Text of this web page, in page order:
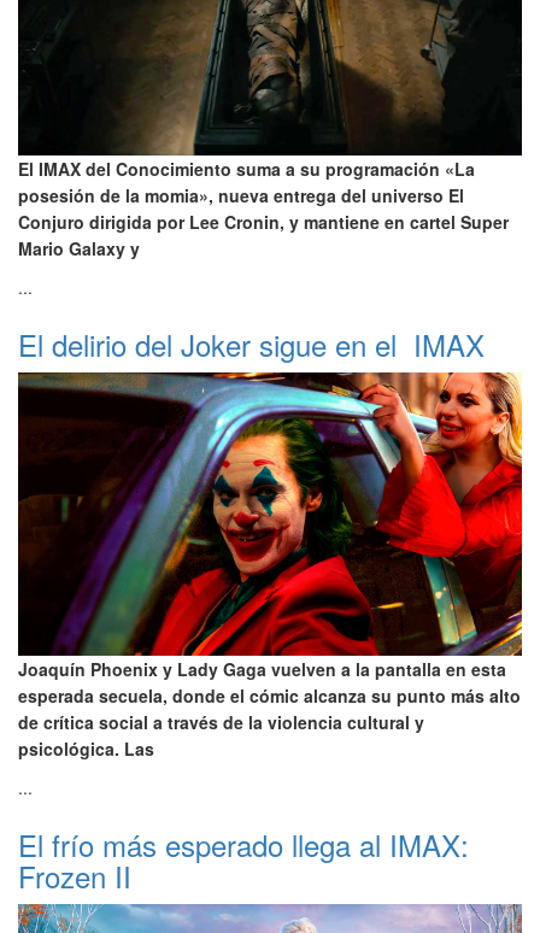
El IMAX del Conocimiento suma a su programación «La
posesión de la momia», nueva entrega del universo El
Conjuro dirigida por Lee Cronin, y mantiene en cartel Super
Mario Galaxy y
...
El delirio del Joker sigue en el IMAX
Joaquín Phoenix y Lady Gaga vuelven a la pantalla en esta
esperada secuela, donde el cómic alcanza su punto más alto
de crítica social a través de la violencia cultural y
psicológica. Las
...
El frío más esperado llega al IMAX:
Frozen II